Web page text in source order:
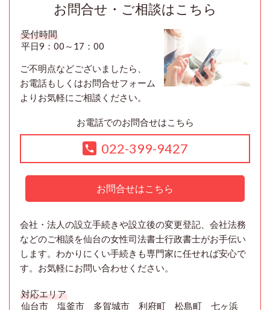
お問合せ・ご相談はこちら
受付時間
平日9：00～17：00
ご不明点などございましたら、
お電話もしくはお問合せフォーム
よりお気軽にご相談ください。
お電話でのお問合せはこちら
022-399-9427
お問合せはこちら
会社・法人の設立手続きや設立後の変更登記、会社法務
などのご相談を仙台の女性司法書士行政書士がお手伝い
します。わかりにくい手続きも専門家に任せれば安心で
す。お気軽にお問い合わせください。
対応エリア
仙台市 塩釜市 多賀城市 利府町 松島町 七ヶ浜